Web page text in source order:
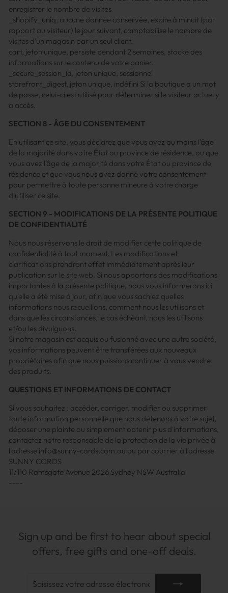
enregistrer le nombre de visites
_shopify_uniq, aucune donnée conservée, expire à minuit (par
rapport au visiteur) le jour suivant, comptabilise le nombre de
visites d'un magasin par un seul client.
cart, jeton unique, persiste pendant 2 semaines, stocke des
informations sur le contenu de votre panier.
_secure_session_id, jeton unique, sessionnel
storefront_digest, jeton unique, indéfini Si la boutique a un mot
de passe, celui-ci est utilisé pour déterminer si le visiteur actuel y
a accès.
SECTION 8 - ÂGE DU CONSENTEMENT
En utilisant ce site, vous déclarez que vous avez au moins l'âge
de la majorité dans votre État ou province de résidence, ou que
vous avez l'âge de la majorité dans votre État ou province de
résidence et que vous nous avez donné votre consentement
pour permettre à toute personne mineure à votre charge
d'utiliser ce site.
SECTION 9 - MODIFICATIONS DE LA PRÉSENTE POLITIQUE
DE CONFIDENTIALITÉ
Nous nous réservons le droit de modifier cette politique de
confidentialité à tout moment. Les modifications et
clarifications prendront effet immédiatement après leur
publication sur le site web. Si nous apportons des modifications
importantes à la présente politique, nous vous informerons ici
qu'elle a été mise à jour, afin que vous sachiez quelles
informations nous recueillons, comment nous les utilisons et
dans quelles circonstances, le cas échéant, nous les utilisons
et/ou les divulguons.
Si notre magasin est acquis ou fusionné avec une autre société,
vos informations peuvent être transférées aux nouveaux
propriétaires afin que nous puissions continuer à vous vendre
des produits.
QUESTIONS ET INFORMATIONS DE CONTACT
Si vous souhaitez : accéder, corriger, modifier ou supprimer
toute information personnelle que nous détenons à votre sujet,
déposer une plainte ou simplement obtenir plus d'informations,
contactez notre responsable de la protection de la vie privée à
l'adresse info@sunny-cords.com.au ou par courrier à l'adresse
SUNNY CORDS
11/110 Ramsgate Avenue 2026 Sydney NSW Australia
----
Sign up and be first to hear about special
offers, free gifts and one-off deals.
VOTRE